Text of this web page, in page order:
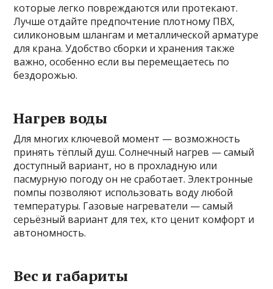
которые легко повреждаются или протекают.
Лучше отдайте предпочтение плотному ПВХ,
силиконовым шлангам и металлической арматуре
для крана. Удобство сборки и хранения также
важно, особенно если вы перемещаетесь по
бездорожью.
Нагрев воды
Для многих ключевой момент — возможность
принять тёплый душ. Солнечный нагрев — самый
доступный вариант, но в прохладную или
пасмурную погоду он не сработает. Электронные
помпы позволяют использовать воду любой
температуры. Газовые нагреватели — самый
серьёзный вариант для тех, кто ценит комфорт и
автономность.
Вес и габариты